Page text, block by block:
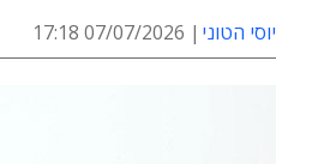
יוסי הטוני 07/07/2026 17:18